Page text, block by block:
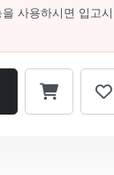
사용하시면 입고